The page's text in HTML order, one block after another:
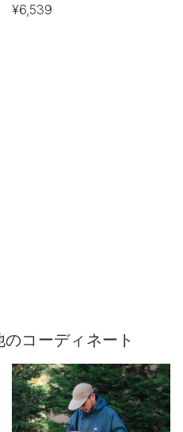
¥6,539
コーディネート